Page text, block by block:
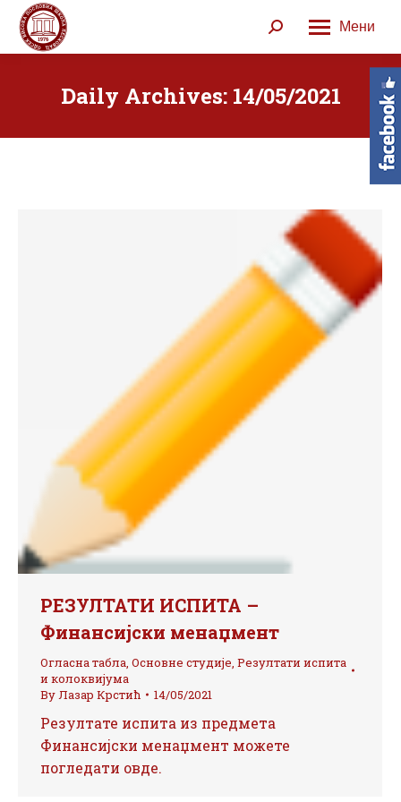
Мени
Search:
Daily Archives: 14/05/2021
РЕЗУЛТАТИ ИСПИТА –
Финансијски менаџмент
Огласна табла, Основне студије, Резултати испита
и колоквијума
ByЛазар Крстић 14/05/2021
Резултате испита из предмета
Финансијски менаџмент можете
погледати овде.